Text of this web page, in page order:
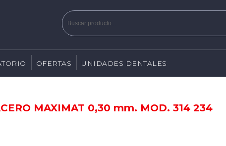
OFERTAS UNIDADES DENTALES
MAXIMAT 0,30 mm. MOD. 314 234